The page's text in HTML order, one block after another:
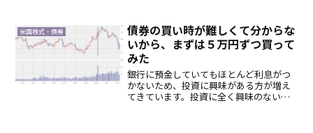
によるものです。なぜQ2が順調なのにこ
のタイミング...
米国株式・債券
債券の買い時が難しくて分からな
いから、まずは５万円ずつ買って
みた
銀行に預金していてもほとんど利息がつ
かないため、投資に興味がある方が増え
てきています。投資に全く興味のない夫